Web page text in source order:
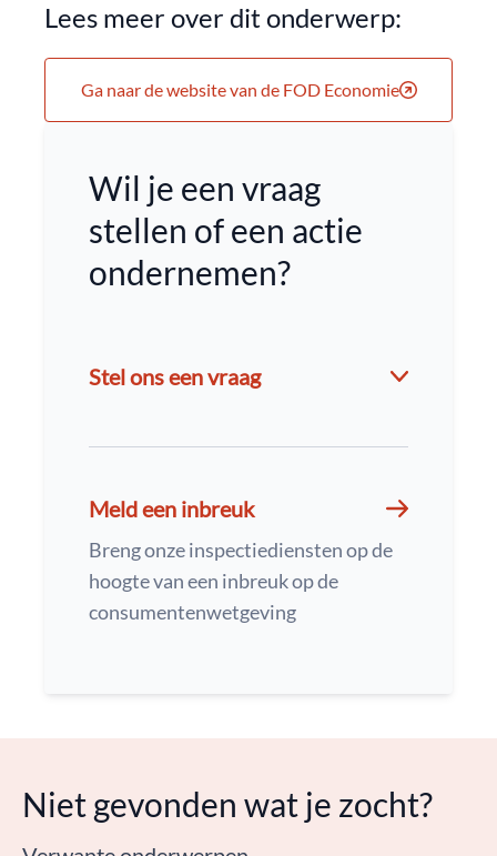
Lees meer over dit onderwerp:
Ga naar de website van de FOD Economie
Wil je een vraag
stellen of een actie
ondernemen?
Stel ons een vraag
Meld een inbreuk
Breng onze inspectiediensten op de
hoogte van een inbreuk op de
consumentenwetgeving
Niet gevonden wat je zocht?